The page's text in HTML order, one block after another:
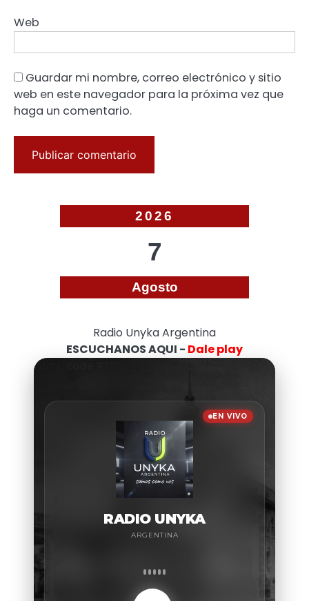
Web
Guardar mi nombre, correo electrónico y sitio
web en este navegador para la próxima vez que
haga un comentario.
2026
7
Agosto
Radio Unyka Argentina
ESCUCHANOS AQUI - Dale play